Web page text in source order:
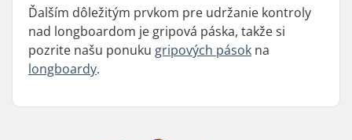
Ďalším dôležitým prvkom pre udržanie kontroly
nad longboardom je gripová páska, takže si
pozrite našu ponuku gripových pások na
longboardy.